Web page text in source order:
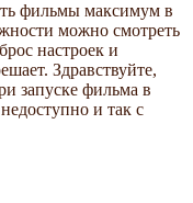
фильмы максимум в
можно смотреть
настроек и
Здравствуйте,
запуске фильма в
и так с